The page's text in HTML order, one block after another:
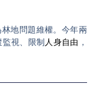
地問題維權。今年兩
視、限制 人身自由 ，